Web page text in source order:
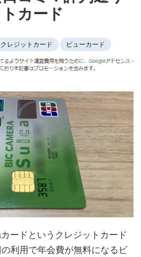
カード
クレジットカード ビューカード
ードというクレジットカード
利用で年会費が無料になるビ